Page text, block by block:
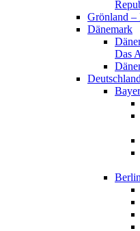
Grönland –
Dänemark
Das